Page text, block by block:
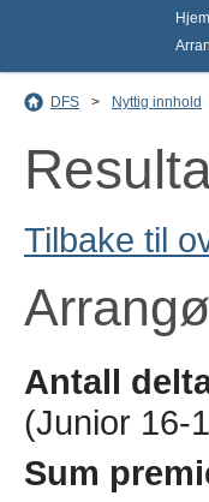
DFS > Nyttig innhold
Tilbake til
Antall
(Junior 16-
Sum